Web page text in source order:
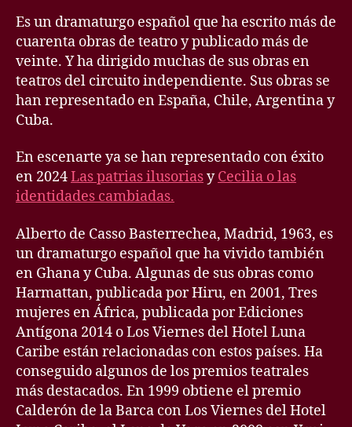
Es un dramaturgo español que ha escrito más de
cuarenta obras de teatro y publicado más de
veinte. Y ha dirigido muchas de sus obras en
teatros del circuito independiente. Sus obras se
han representado en España, Chile, Argentina y
Cuba.
En escenarte ya se han representado con éxito
en 2024Las patrias ilusoriasyCecilia o las
identidades cambiadas.
Alberto de Casso Basterrechea, Madrid, 1963, es
un dramaturgo español que ha vivido también
en Ghana y Cuba. Algunas de sus obras como
Harmattan, publicada por Hiru, en 2001, Tres
mujeres en África, publicada por Ediciones
Antígona 2014 o Los Viernes del Hotel Luna
Caribe están relacionadas con estos países. Ha
conseguido algunos de los premios teatrales
más destacados. En 1999 obtiene el premio
Calderón de la Barca con Los Viernes del Hotel